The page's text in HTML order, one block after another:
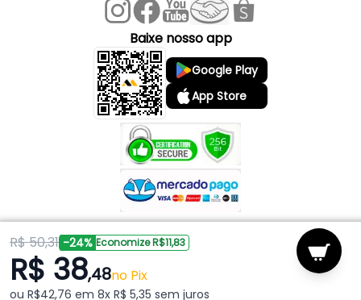
R$ 50,31 -24% Economize R$11,83
R$ 38,48no Pix
ou R$42,76 em 8x R$ 5,35 sem juros
Baixe nosso app
Google Play
App Store
Copyright © 2026 Mark Ferragens. Todos os direitos reservados.